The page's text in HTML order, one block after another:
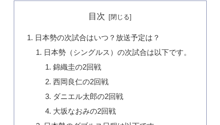
目次
日本勢の次試合はいつ？放送予定は？
日本勢（シングルス）の次試合は以下です。
錦織圭の2回戦
西岡良仁の2回戦
ダニエル太郎の2回戦
大坂なおみの2回戦